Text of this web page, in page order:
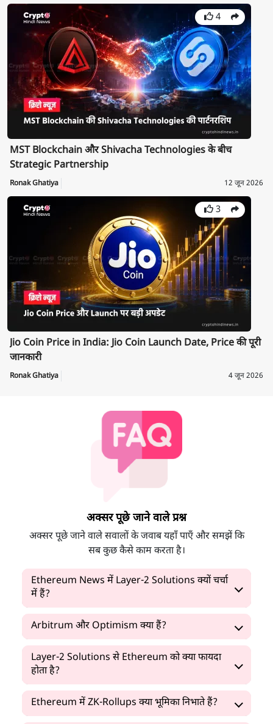
4
MST Blockchain और Shivacha Technologies के बीच
Strategic Partnership
Ronak Ghatiya 12 जून 2026
3
Jio Coin Price in India: Jio Coin Launch Date, Price की पूरी
जानकारी
Ronak Ghatiya 4 जून 2026
अक्सर पूछे जाने वाले प्रश्न
अक्सर पूछे जाने वाले सवालों के जवाब यहाँ पाएँ और समझें कि
सब कुछ कैसे काम करता है।
Ethereum News में Layer-2 Solutions क्यों चर्चा
में हैं?
Arbitrum और Optimism क्या हैं?
Layer-2 Solutions से Ethereum को क्या फायदा
होता है?
Ethereum में ZK-Rollups क्या भूमिका निभाते हैं?